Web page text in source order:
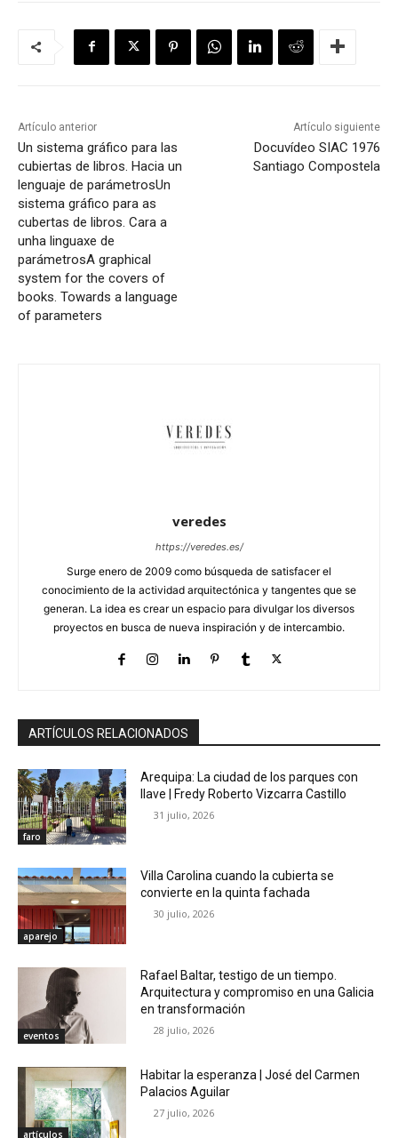
Artículo anterior
Un sistema gráfico para las
cubiertas de libros. Hacia un
lenguaje de parámetrosUn
sistema gráfico para as
cubertas de libros. Cara a
unha linguaxe de
parámetrosA graphical
system for the covers of
books. Towards a language
of parameters
Artículo siguiente
Docuvídeo SIAC 1976
Santiago Compostela
veredes
https://veredes.es/
Surge enero de 2009 como búsqueda de satisfacer el
conocimiento de la actividad arquitectónica y tangentes que se
generan. La idea es crear un espacio para divulgar los diversos
proyectos en busca de nueva inspiración y de intercambio.
ARTÍCULOS RELACIONADOS
faro
Arequipa: La ciudad de los parques con
llave | Fredy Roberto Vizcarra Castillo
31 julio, 2026
aparejo
Villa Carolina cuando la cubierta se
convierte en la quinta fachada
30 julio, 2026
eventos
Rafael Baltar, testigo de un tiempo.
Arquitectura y compromiso en una Galicia
en transformación
28 julio, 2026
artículos
Habitar la esperanza | José del Carmen
Palacios Aguilar
27 julio, 2026